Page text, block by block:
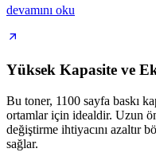
devamını oku
Yüksek Kapasite ve
Bu toner, 1100 sayfa baskı
ortamlar için idealdir. Uzun
değiştirme ihtiyacını azaltır
sağlar.